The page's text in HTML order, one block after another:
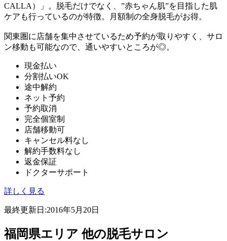
CALLA）」。脱毛だけでなく、”赤ちゃん肌”を目指した肌
ケアも行っているのが特徴。月額制の全身脱毛がお得。
関東圏に店舗を集中させているため予約が取りやすく、サロ
ン移動も可能なので、通いやすいところが◎。
現金払い
分割払いOK
途中解約
ネット予約
予約取消
完全個室制
店舗移動可
キャンセル料なし
解約手数料なし
返金保証
ドクターサポート
詳しく見る
最終更新日:2016年5月20日
福岡県エリア 他の脱毛サロン